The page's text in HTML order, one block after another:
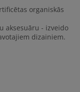
organiskās
aksesuāru - izveido
dizainiem.